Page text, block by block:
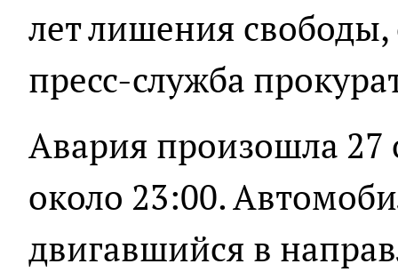
лет лишения
пресс-служба
Авария произошла 27
около 23:00.
двигавшийся в